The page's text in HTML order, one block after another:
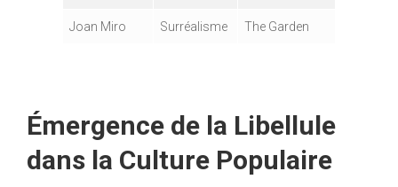
Joan Miro Surréalisme The Garden
Émergence de la Libellule
dans la Culture Populaire